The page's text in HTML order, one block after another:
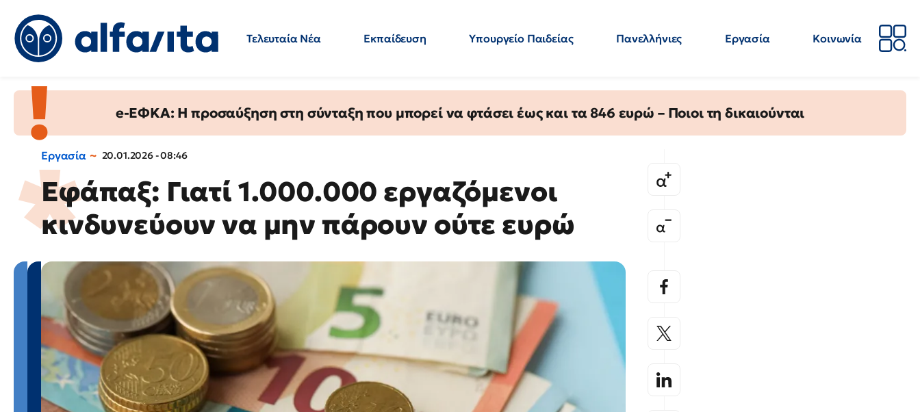
Τελευταία Νέα Εκπαίδευση Υπουργείο Παιδείας Πανελλήνιες Εργασία
Κοινωνία
e-ΕΦΚΑ: Η προσαύξηση στη σύνταξη που μπορεί να φτάσει έως και τα 846 ευρώ – Ποιοι τη δικαιούνται
Εργασία 20.01.2026 - 08:46
Εφάπαξ: Γιατί 1.000.000 εργαζόμενοι
κινδυνεύουν να μην πάρουν ούτε ευρώ